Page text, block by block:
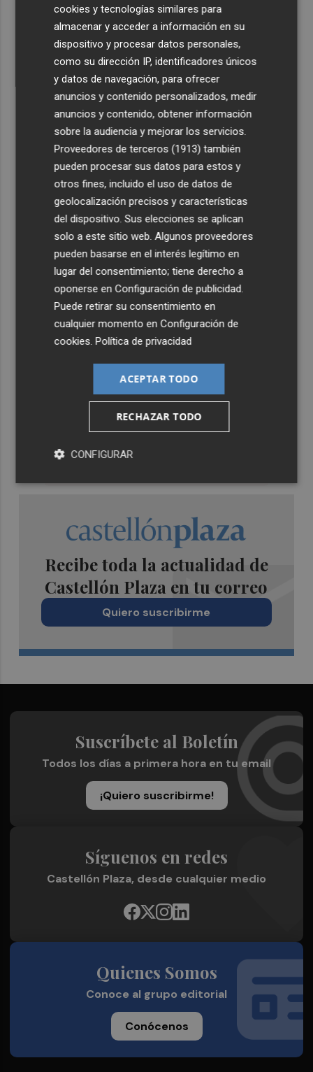
Kiat Lim preside por primera vez un partido en Mestalla
El once del Valencia CF para el último Trofeu Taronja de
Mestalla
Aemet prevé peligro de incendios "muy alto" o
"extremo" en la mayor parte de la Península y Baleares
el día del eclipse
Company: “Estamos comenzando a ver el equipo que
queremos ver en la Liga”
Ocho helicópteros, un avión y más de 100 brigadas se
movilizan en Moratalla por un incendio forestal
Recibe toda la actualidad de
Castellón Plaza en tu correo
Quiero suscribirme
Suscríbete al Boletín
Todos los días a primera hora en tu email
¡Quiero suscribirme!
Síguenos en redes
Castellón Plaza, desde cualquier medio
Quienes Somos
Conoce al grupo editorial
Conócenos
cookies y tecnologías similares para
almacenar y acceder a información en su
dispositivo y procesar datos personales,
como su dirección IP, identificadores únicos
y datos de navegación, para ofrecer
anuncios y contenido personalizados, medir
anuncios y contenido, obtener información
sobre la audiencia y mejorar los servicios.
Proveedores de terceros (1913) también
pueden procesar sus datos para estos y
otros fines, incluido el uso de datos de
geolocalización precisos y características
del dispositivo. Sus elecciones se aplican
solo a este sitio web. Algunos proveedores
pueden basarse en el interés legítimo en
lugar del consentimiento; tiene derecho a
oponerse enConfiguración de publicidad.
Puede retirar su consentimiento en
cualquier momento enConfiguración de
cookies.Política de privacidad
ACEPTAR TODO
RECHAZAR TODO
CONFIGURAR